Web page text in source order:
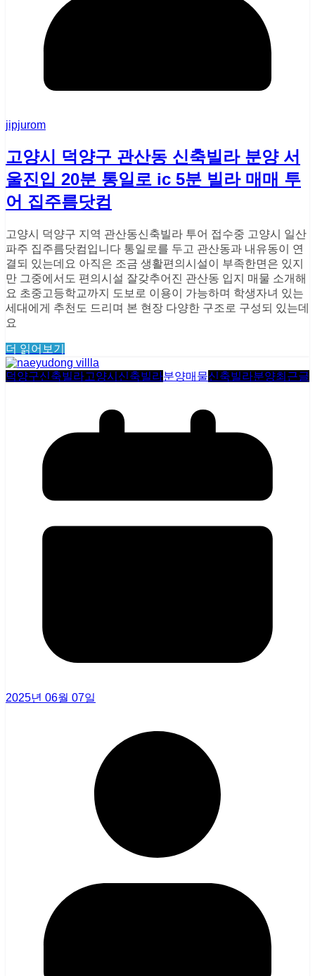
jipjurom
고양시 덕양구 관산동 신축빌라 분양 서
울진입 20분 통일로 ic 5분 빌라 매매 투
어 집주름닷컴
고양시 덕양구 지역 관산동신축빌라 투어 접수중 고양시 일산
파주​ 집주름닷컴​입니다​ 통일로를 두고 관산동과​ 내유동이 연
결되 있는데요​ 아직은 조금 생활편의시설이​ 부족한면은 있지
만​ 그중에서도 편의시설 잘갖추어진​ 관산동 입지 매물 소개해
요 초중고등학교까지 도보로​ 이용이 가능하며 학생자녀​ 있는
세대에게 추천도 드리며​ 본 현장 다양한 구조로​ 구성되 있는데
요​
더 읽어보기
덕양구신축빌라고양시신축빌라분양매물신축빌라분양최근글
2025년 06월 07일